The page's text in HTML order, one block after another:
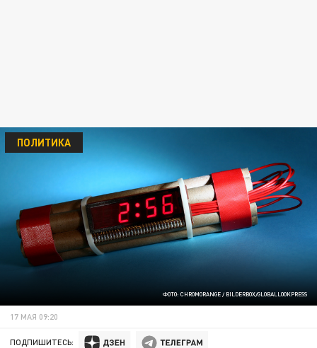
ФОТО: CHROMORANGE / BILDERBOX/GLOBALLOOKPRESS
ПОЛИТИКА
17 МАЯ 09:20
ПОДПИШИТЕСЬ: